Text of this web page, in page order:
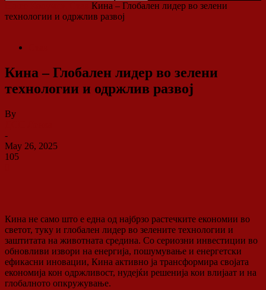
Кина – Глобален лидер во зелени
технологии и одржлив развој
Кина – Глобален лидер во зелени
технологии и одржлив развој
By
-
May 26, 2025
105
Кина не само што е една од најбрзо растечките економии во
светот, туку и глобален лидер во зелените технологии и
заштитата на животната средина. Со сериозни инвестиции во
обновливи извори на енергија, пошумување и енергетски
ефикасни иновации, Кина активно ја трансформира својата
економија кон одржливост, нудејќи решенија кои влијаат и на
глобалното опкружување.